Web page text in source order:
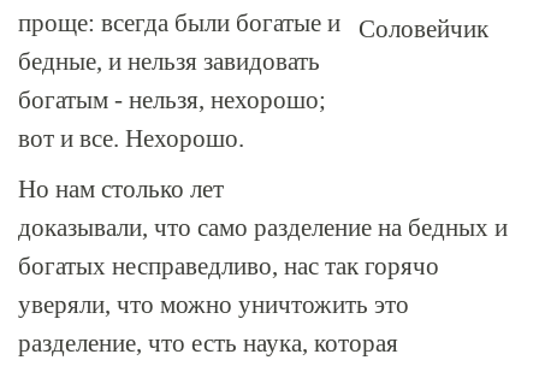
проще: всегда были богатые и
бедные, и нельзя завидовать
богатым - нельзя, нехорошо;
вот и все. Нехорошо.
Но нам столько лет
доказывали, что само разделение на бедных и
богатых несправедливо, нас так горячо
уверяли, что можно уничтожить это
разделение, что есть наука, которая